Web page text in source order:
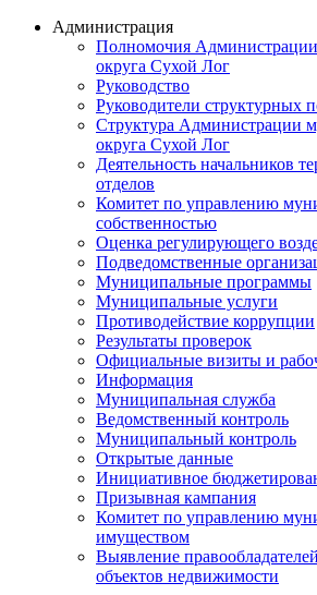
Администрация
Полномочия
округа Сухой Лог
Руководство
Руководители структурных
Структура Администрации
округа Сухой Лог
Деятельность начальников
отделов
Комитет по управлению
собственностью
Оценка регулирующего
Подведомственные
Муниципальные программы
Муниципальные услуги
Противодействие коррупции
Результаты проверок
Официальные визиты и
Информация
Муниципальная служба
Ведомственный контроль
Муниципальный контроль
Открытые данные
Инициативное
Призывная кампания
Комитет по управлению
имуществом
Выявление
объектов недвижимости